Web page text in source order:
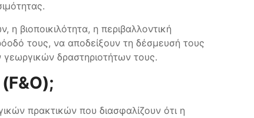
βιοποικιλότητα, η περιβαλλοντική
τους, να αποδείξουν τη δέσμευσή τους
δραστηριοτήτων τους.
πρακτικών που διασφαλίζουν ότι η